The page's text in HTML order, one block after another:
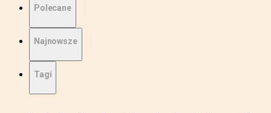
Polecane
Najnowsze
Tagi